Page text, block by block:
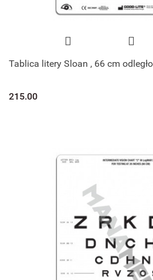
Tablica litery Sloan , 66 cm
215.00